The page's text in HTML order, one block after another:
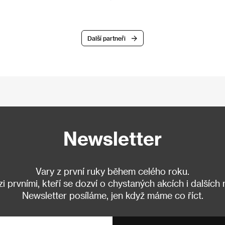
Další partneři
Newsletter
Vary z první ruky během celého roku.
prvními, kteří se dozví o chystaných akcích i dalších
Newsletter posíláme, jen když máme co říct.